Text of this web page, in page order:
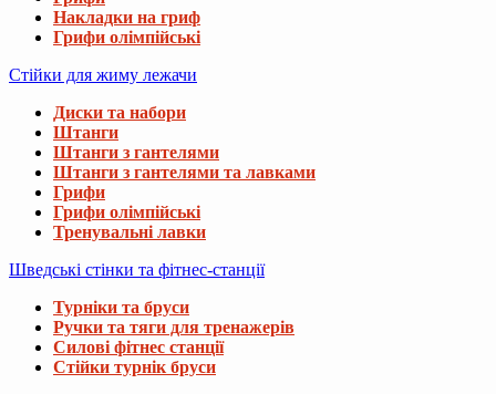
Накладки на гриф
Грифи олімпійські
Стійки для жиму лежачи
Диски та набори
Штанги
Штанги з гантелями
Штанги з гантелями та лавками
Грифи
Грифи олімпійські
Тренувальні лавки
Шведські стінки та фітнес-станції
Турніки та бруси
Ручки та тяги для тренажерів
Силові фітнес станції
Стійки турнік бруси